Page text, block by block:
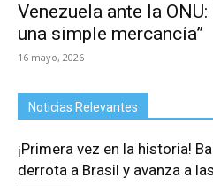
Venezuela ante la
una simple mercancía”
16 mayo, 2026
Noticias Relevantes
¡Primera vez en la historia!
derrota a Brasil y avanza a